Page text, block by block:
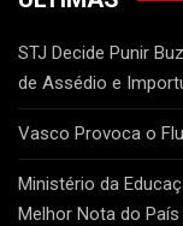
STJ Decide Punir
de Assédio e
Vasco Provoca o
Ministério da
Melhor Nota do País